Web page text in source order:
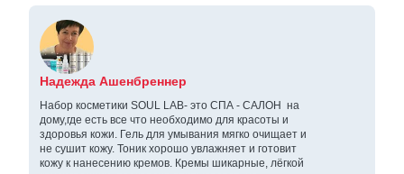
Надежда Ашенбреннер
Набор косметики SOUL LAB- это СПА - САЛОН на
дому,где есть все что необходимо для красоты и
здоровья кожи. Гель для умывания мягко очищает и
не сушит кожу. Тоник хорошо увлажняет и готовит
кожу к нанесению кремов. Кремы шикарные, лёгкой